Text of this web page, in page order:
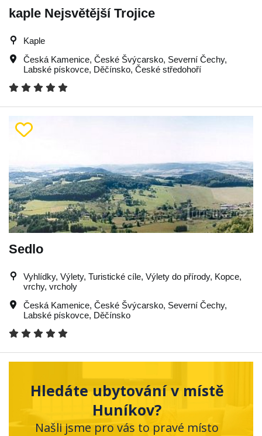
kaple Nejsvětější Trojice
Kaple
Česká Kamenice, České Švýcarsko, Severní Čechy,
Labské pískovce, Děčínsko, České středohoří
Sedlo
Vyhlídky, Výlety, Turistické cíle, Výlety do přírody, Kopce,
vrchy, vrcholy
Česká Kamenice, České Švýcarsko, Severní Čechy,
Labské pískovce, Děčínsko
Hledáte ubytování v místě
Huníkov?
Našli jsme pro vás to pravé místo